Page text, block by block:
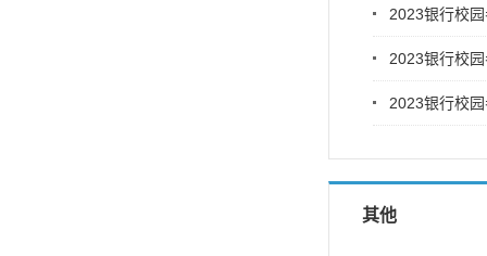
2023银行校
2023银行校
2023银行校
其他